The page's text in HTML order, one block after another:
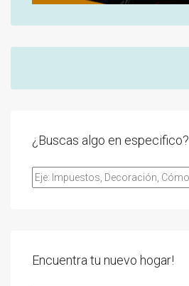
¿Buscas algo en especifico?
Encuentra tu nuevo hogar!